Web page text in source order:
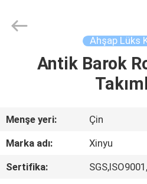
S
HAKKIMIZDA
supplier.
Copyright
Reserved.
Ahşap Lüks
Antik Barok
Menşe yeri:
Çin
Marka adı:
Xinyu
Sertifika: